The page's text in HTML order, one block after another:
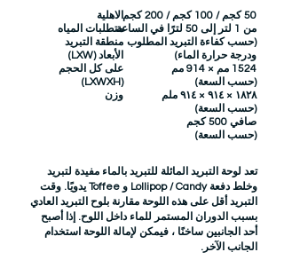
الاهلية
متطلبات المياه
منطقة التبريد
الأبعاد (LXW)
على كل الحجم
(LXWXH)
وزن
50 كجم / 100 كجم / 200 كجم
من 1 لتر إلى 50 لترًا في الساعة
(حسب كفاءة التبريد المطلوب
ودرجة حرارة الماء)
1524 مم × 914 مم
(حسب السعة)
١٨٢٨ × ٩١٤ × ٩١٤ ملم
(حسب السعة)
صافي 500 كجم
(حسب السعة)
تعد لوحة التبريد المائلة للتبريد بالماء مفيدة لتبريد
وخلط دفعة Lollipop / Candy و Toffee يدويًا. وقت
التبريد أقل على هذه اللوحة مقارنة بلوح التبريد العادي
بسبب الدوران المستمر للماء داخل اللوح. إذا أصبح
أحد الجانبين ساخنًا ، فيمكن لإمالة اللوحة استخدام
الجانب الآخر.